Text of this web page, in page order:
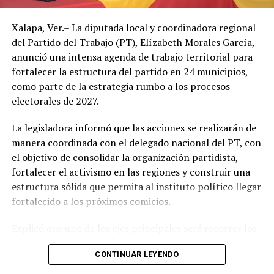
exposición prolongada al sol durante las horas de mayor
radiación, mantenerse hidratado y tomar precauciones
ante posibles tormentas eléctricas, especialmente en
regiones montañosas y del sur de Veracruz.
Xalapa, Ver.– La diputada local y coordinadora regional
del Partido del Trabajo (PT), Elízabeth Morales García,
anunció una intensa agenda de trabajo territorial para
fortalecer la estructura del partido en 24 municipios,
como parte de la estrategia rumbo a los procesos
electorales de 2027.
La legisladora informó que las acciones se realizarán de
manera coordinada con el delegado nacional del PT, con
el objetivo de consolidar la organización partidista,
fortalecer el activismo en las regiones y construir una
estructura sólida que permita al instituto político llegar
fortalecido a los próximos comicios.
municipios que integran su coordinación para revisar el
funcionamiento de los comités municipales surgidos de
CONTINUAR LEYENDO